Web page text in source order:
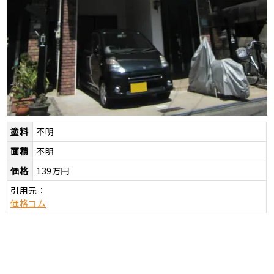
塗料
不明
面積
不明
価格
139万円
引用元：
価格コム